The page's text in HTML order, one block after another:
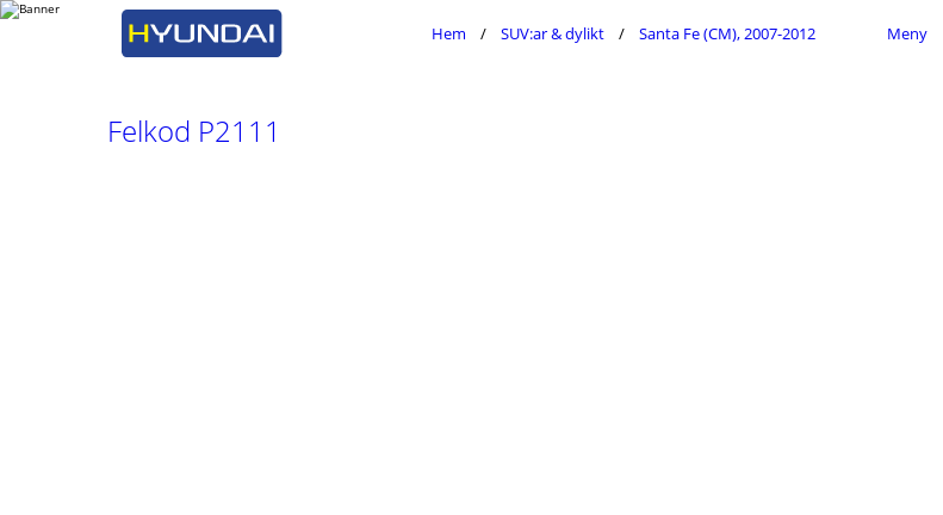
Meny
Hem SUV:ar & dylikt Santa Fe (CM), 2007-2012
Felkod P2111